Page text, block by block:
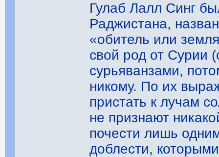
Гулаб Лалл Синг
Раджистана,
«обитель или
свой род от Сурии
сурьяванзами,
никому. По их
пристать к лучам
не признают
почести лишь
доблести,